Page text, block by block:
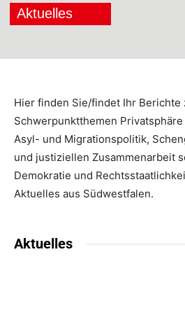
Aktuelles
Hier finden Sie/findet Ihr Berichte
Schwerpunktthemen
Asyl- und Migrationspolitik,
und justiziellen Zusammenarbeit
Demokratie und
Aktuelles aus Südwestfalen.
Aktuelles